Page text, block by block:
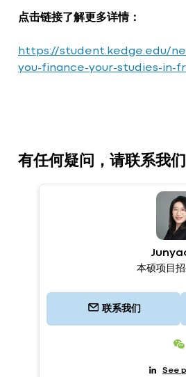
点击链接了解更多详情：
https://student.kedge.edu/
you-finance-your-studies-in-
有任何疑问，请联系我们
本硕项目
联系我们
Junyao LIU
See